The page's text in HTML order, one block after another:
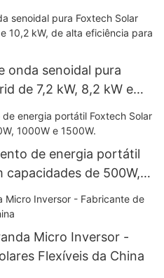
onda senoidal pura
de 7,2 kW, 8,2 kW e
para uso residencial.
de energia portátil
capacidades de 500W,
Micro Inversor -
Flexíveis da China